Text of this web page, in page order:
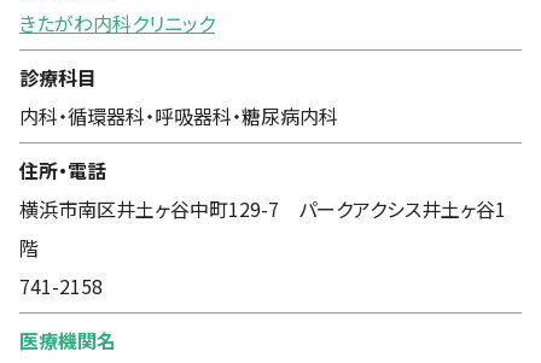
きたがわ内科クリニック
診療科目
内科・循環器科・呼吸器科・糖尿病内科
住所・電話
横浜市南区井土ヶ谷中町129-7 パークアクシス井土ヶ谷1
階
741-2158
医療機関名